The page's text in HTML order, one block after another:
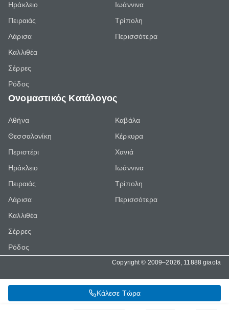
Κάλεσε Τώρα
Ηράκλειο
Πειραιάς
Λάρισα
Καλλιθέα
Σέρρες
Ρόδος
Ιωάννινα
Τρίπολη
Περισσότερα
Ονομαστικός Κατάλογος
Αθήνα
Θεσσαλονίκη
Περιστέρι
Ηράκλειο
Πειραιάς
Λάρισα
Καλλιθέα
Σέρρες
Ρόδος
Καβάλα
Κέρκυρα
Χανιά
Ιωάννινα
Τρίπολη
Περισσότερα
Copyright © 2009–2026, 11888 giaola